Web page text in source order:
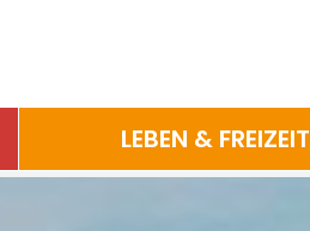
LEBEN & FREIZEIT